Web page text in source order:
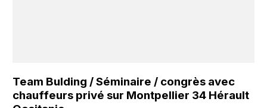
Team Bulding / Séminaire / congrès avec
chauffeurs privé sur Montpellier 34 Hérault